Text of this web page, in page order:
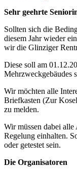
Sehr geehrte
Sollten sich die
diesem Jahr wieder
wir die Glinziger
Diese soll am
Mehrzweckgebäudes
Wir möchten alle
Briefkasten (Zur
zu melden.
Wir müssen dabei
Regelung einhalten.
oder getestet sein.
Die Organisatoren